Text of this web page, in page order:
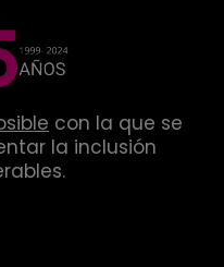
con la que se
la inclusión